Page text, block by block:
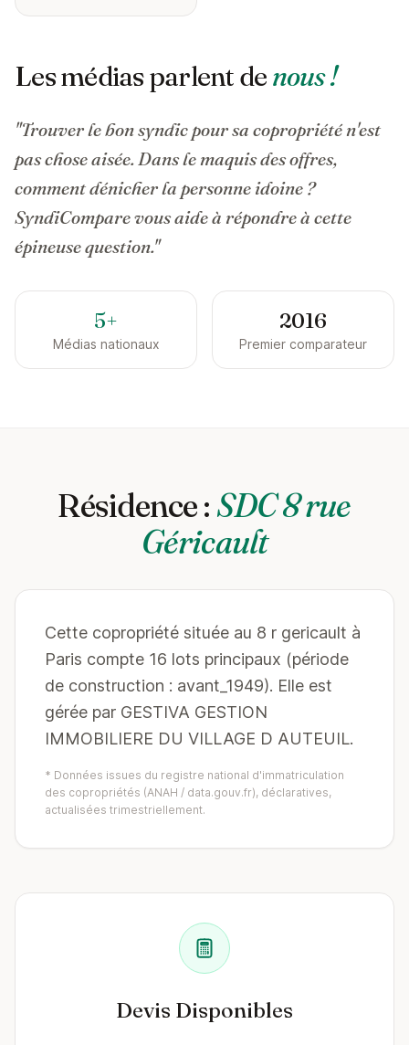
Les médias parlent denous !
"Trouver le bon syndic pour sa copropriété n'est
pas chose aisée. Dans le maquis des offres,
comment dénicher la personne idoine ?
SyndiCompare vous aide à répondre à cette
épineuse question."
5+
Médias nationaux
2016
Premier comparateur
Résidence : SDC 8 rue
Géricault
Cette copropriété située au 8 r gericault à
Paris compte 16 lots principaux (période
de construction : avant_1949). Elle est
gérée par GESTIVA GESTION
IMMOBILIERE DU VILLAGE D AUTEUIL.
* Données issues du registre national d'immatriculation
des copropriétés (ANAH / data.gouv.fr), déclaratives,
actualisées trimestriellement.
Devis Disponibles